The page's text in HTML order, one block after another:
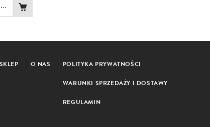
...
SKLEP O NAS POLITYKA PRYWATNOŚCI
WARUNKI SPRZEDAŻY I DOSTAWY
REGULAMIN